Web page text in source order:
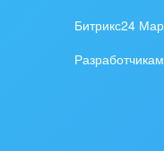
Битрикс24